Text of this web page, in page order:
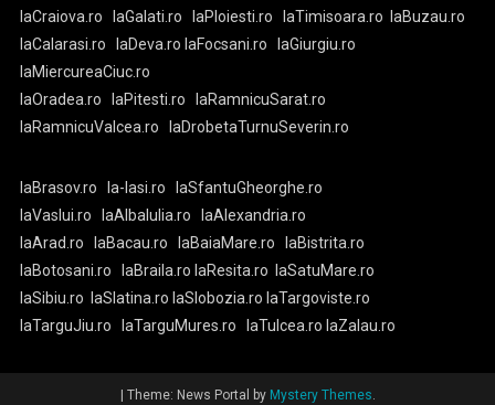
laCraiova.ro
laGalati.ro laPloiesti.ro laTimisoara.ro
laBuzau.ro
laCalarasi.ro
laDeva.ro laFocsani.ro
laGiurgiu.ro
laMiercureaCiuc.ro
laOradea.ro
laPitesti.ro
laRamnicuSarat.ro
laRamnicuValcea.ro
laDrobetaTurnuSeverin.ro
laBrasov.ro la-Iasi.ro
laSfantuGheorghe.ro
laVaslui.ro
laAlbaIulia.ro
laAlexandria.ro
laArad.ro
laBacau.ro laBaiaMare.ro
laBistrita.ro
laBotosani.ro
laBraila.ro laResita.ro
laSatuMare.ro
laSibiu.ro
laSlatina.ro laSlobozia.ro laTargoviste.ro
laTarguJiu.ro
laTarguMures.ro laTulcea.ro laZalau.ro
Theme: News Portal by Mystery Themes.